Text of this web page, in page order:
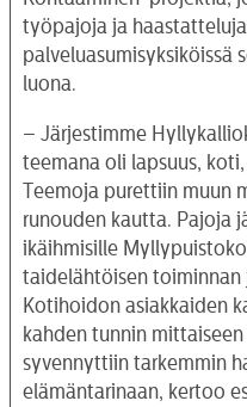
työpajoja ja
palveluasumisyksiköissä
luona.
– Järjestimme
teemana oli lapsuus,
Teemoja purettiin muun
runouden kautta. Pajoja
ikäihmisille
taidelähtöisen toiminnan
Kotihoidon asiakkaiden
kahden tunnin
syvennyttiin tarkemmin
elämäntarinaan, kertoo